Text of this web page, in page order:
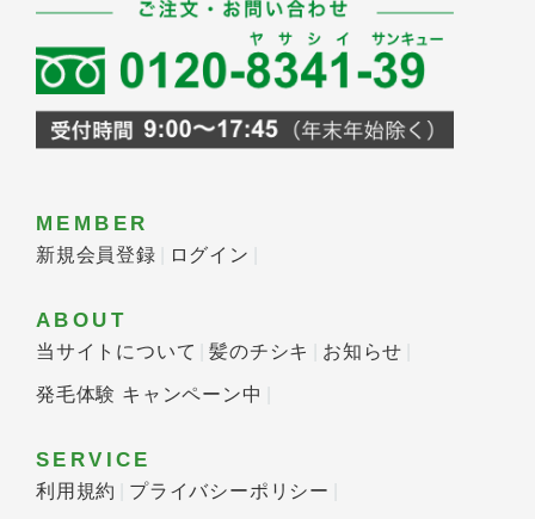
MEMBER
新規会員登録 ログイン
ABOUT
当サイトについて 髪のチシキ お知らせ
発毛体験 キャンペーン中
SERVICE
利用規約 プライバシーポリシー